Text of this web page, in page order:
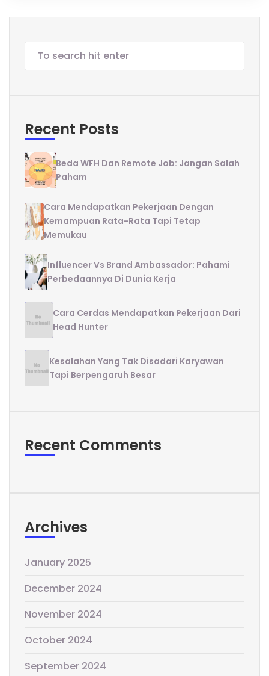
Recent Posts
Beda WFH Dan Remote Job: Jangan Salah
Paham
Cara Mendapatkan Pekerjaan Dengan
Kemampuan Rata-Rata Tapi Tetap
Memukau
Influencer Vs Brand Ambassador: Pahami
Perbedaannya Di Dunia Kerja
Cara Cerdas Mendapatkan Pekerjaan Dari
Head Hunter
Kesalahan Yang Tak Disadari Karyawan
Tapi Berpengaruh Besar
Recent Comments
Archives
January 2025
December 2024
November 2024
October 2024
September 2024